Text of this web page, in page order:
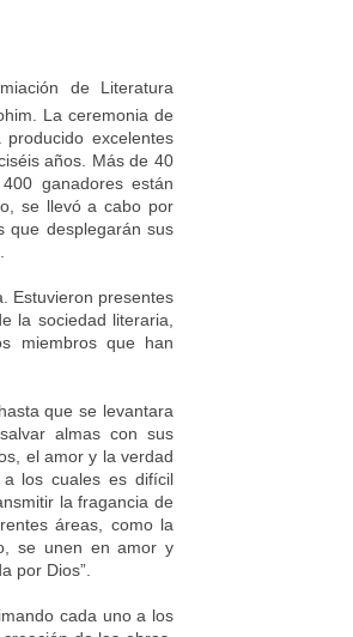
de Literatura
La ceremonia de
excelentes
años. Más de 40
ganadores están
se llevó a cabo por
que desplegarán sus
Estuvieron presentes
la sociedad literaria,
miembros que han
que se levantara
almas con sus
el amor y la verdad
los cuales es difícil
la fragancia de
áreas, como la
se unen en amor y
por Dios”.
cada uno a los